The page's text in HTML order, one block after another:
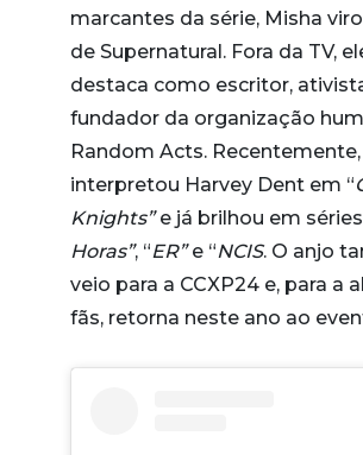
marcantes da série, Misha
de Supernatural. Fora da TV,
destaca como escritor,
fundador da organização
Random Acts. Recentemente,
interpretou Harvey Dent em “
Knights”e já brilhou em
Horas”, “ER”e “NCIS. O anjo
veio para a CCXP24 e, para a
fãs, retorna neste ano ao